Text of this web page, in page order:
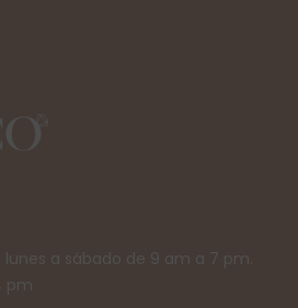
a sábado de 9 am a 7 pm.
pm